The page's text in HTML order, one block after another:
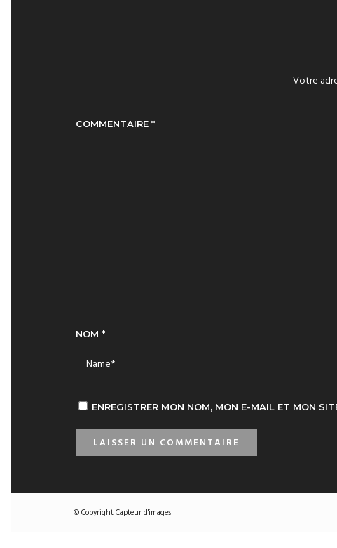
Votre
COMMENTAIRE *
NOM *
ENREGISTRER MON NOM, MON E-MAIL ET MON
© Copyright Capteur d'images